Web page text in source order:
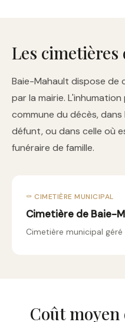
Les
Baie-Mahault dispose de
par la mairie.
commune du décès,
défunt, ou dans celle où
funéraire de famille.
⚰️ CIMETIÈRE MUNICIPAL
Cimetière de Baie-
Cimetière municipal géré
Coût moyen